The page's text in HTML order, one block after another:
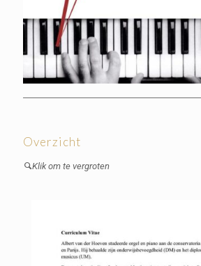
Overzicht
Klik om te vergroten